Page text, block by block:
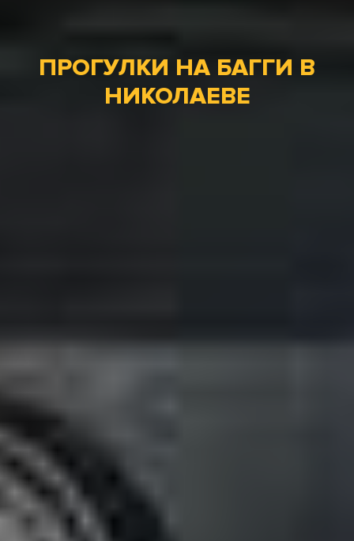
ПРОГУЛКИ НА БАГГИ В
НИКОЛАЕВЕ